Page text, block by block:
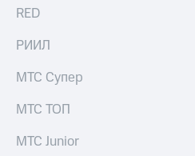
Описание
Уведомление
погашении
RED
РИИЛ
МТС Супер
МТС ТОП
МТС Junior